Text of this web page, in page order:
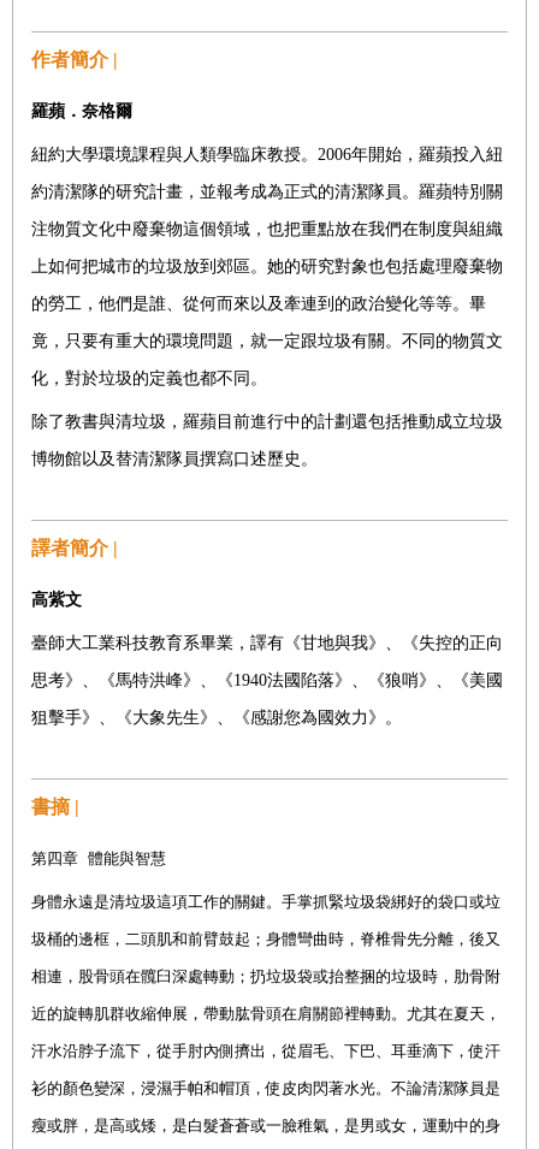
作者簡介 |
羅蘋．奈格爾
紐約大學環境課程與人類學臨床教授。2006年開始，羅蘋投入紐
約清潔隊的研究計畫，並報考成為正式的清潔隊員。羅蘋特別關
注物質文化中廢棄物這個領域，也把重點放在我們在制度與組織
上如何把城市的垃圾放到郊區。她的研究對象也包括處理廢棄物
的勞工，他們是誰、從何而來以及牽連到的政治變化等等。畢
竟，只要有重大的環境問題，就一定跟垃圾有關。不同的物質文
化，對於垃圾的定義也都不同。
除了教書與清垃圾，羅蘋目前進行中的計劃還包括推動成立垃圾
博物館以及替清潔隊員撰寫口述歷史。
譯者簡介 |
高紫文
臺師大工業科技教育系畢業，譯有《甘地與我》、《失控的正向
思考》、《馬特洪峰》、《1940法國陷落》、《狼哨》、《美國
狙擊手》、《大象先生》、《感謝您為國效力》。
書摘 |
第四章 體能與智慧
身體永遠是清垃圾這項工作的關鍵。手掌抓緊垃圾袋綁好的袋口或垃
圾桶的邊框，二頭肌和前臂鼓起；身體彎曲時，脊椎骨先分離，後又
相連，股骨頭在髖臼深處轉動；扔垃圾袋或抬整捆的垃圾時，肋骨附
近的旋轉肌群收縮伸展，帶動肱骨頭在肩關節裡轉動。尤其在夏天，
汗水沿脖子流下，從手肘內側擠出，從眉毛、下巴、耳垂滴下，使汗
衫的顏色變深，浸濕手帕和帽頂，使皮肉閃著水光。不論清潔隊員是
瘦或胖，是高或矮，是白髮蒼蒼或一臉稚氣，是男或女，運動中的身